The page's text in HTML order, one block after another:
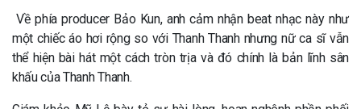
Về phía producer Bảo Kun, anh cảm nhận beat nhạc này như
một chiếc áo hơi rộng so với Thanh Thanh nhưng nữ ca sĩ vẫn
thể hiện bài hát một cách tròn trịa và đó chính là bản lĩnh sân
khấu của Thanh Thanh.